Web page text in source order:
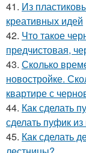
41. Из
креативных идей
42. Что такое
предчистовая,
43. Сколько
новостройке.
квартире с
44. Как сделать
сделать пуфик
45. Как сделать